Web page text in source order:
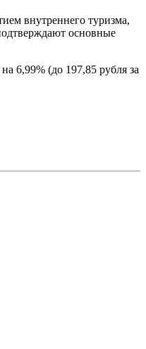
внутреннего туризма,
основные
6,99% (до 197,85 рубля за